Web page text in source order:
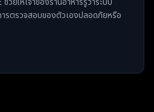
รตรวจสอบของตัวเองปลอดภัยหรือ